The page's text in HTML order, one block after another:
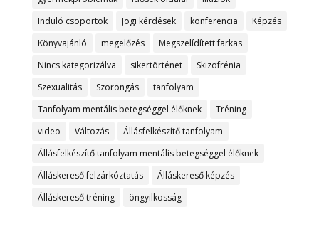
Induló csoportok
Jogi kérdések konferencia
Képzés
Könyvajánló
megelőzés
Megszelídített farkas
Nincs kategorizálva
sikertörténet
Skizofrénia
Szexualitás
Szorongás
tanfolyam
Tanfolyam mentális betegséggel élőknek
Tréning
video
Változás
Állásfelkészítő tanfolyam
Állásfelkészítő tanfolyam mentális betegséggel élőknek
Álláskereső felzárkóztatás
Álláskereső képzés
Álláskereső tréning
öngyilkosság